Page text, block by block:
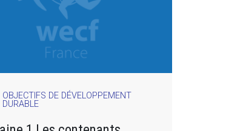
OBJECTIFS DE DÉVELOPPEMENT
DURABLE